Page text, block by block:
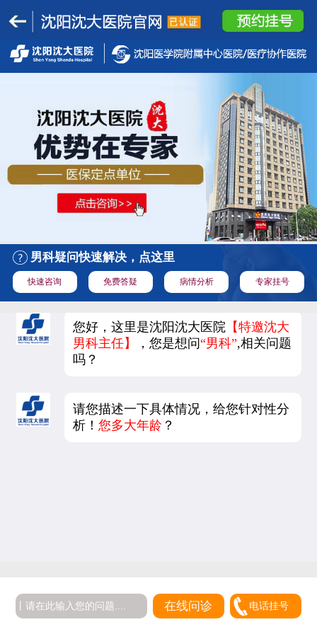
男科疑问快速解决，点这里
快速咨询 免费答疑 病情分析 专家挂号
您好，这里是沈阳沈大医院 【特邀沈大
男科主任】
，您是想问“男科”,相关问题
吗？
请您描述一下具体情况，给您针对性分
析！您多大年龄 ？
在线问诊 电话挂号